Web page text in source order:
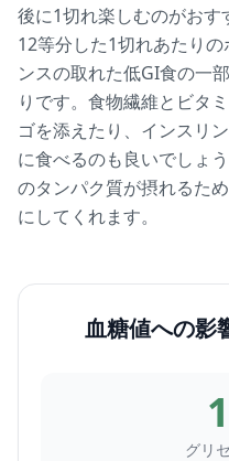
後に1切れ楽しむのがおす
12等分した1切れあたり
ンスの取れた低GI食の一
りです。食物繊維とビタ
ゴを添えたり、インスリ
に食べるのも良いでしょ
のタンパク質が摂れるた
にしてくれます。
血糖値への影
グリ